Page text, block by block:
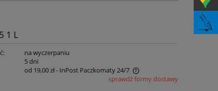
1 L
na wyczerpaniu
5 dni
od 19,00 zł- InPost Paczkomaty 24/7
sprawdź formy dostawy